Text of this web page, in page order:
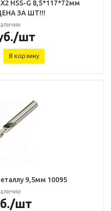
HSS-G 8,5*117*72мм
QZ ЦЕНА ЗА ШТ!!!
/шт
В корзину
9,5мм 10095
/шт